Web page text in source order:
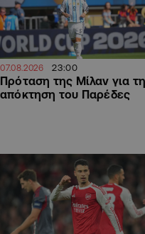
07.08.2026 23:00
Πρόταση της Μίλαν για
απόκτηση του Παρέδες